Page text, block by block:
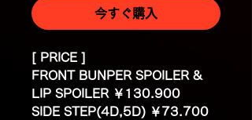
今すぐ購入
[ PRICE ]
FRONT BUNPER SPOILER &
LIP SPOILER ￥130.900
SIDE STEP(4D,5D) ￥73.700